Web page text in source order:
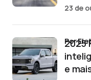
23 de
2025
e
por